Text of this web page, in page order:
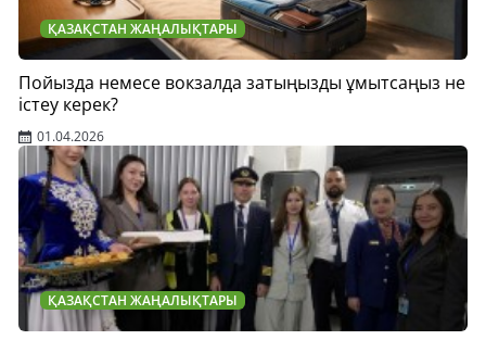
ҚАЗАҚСТАН ЖАҢАЛЫҚТАРЫ
Пойызда немесе вокзалда затыңызды ұмытсаңыз не
істеу керек?
01.04.2026
ҚАЗАҚСТАН ЖАҢАЛЫҚТАРЫ